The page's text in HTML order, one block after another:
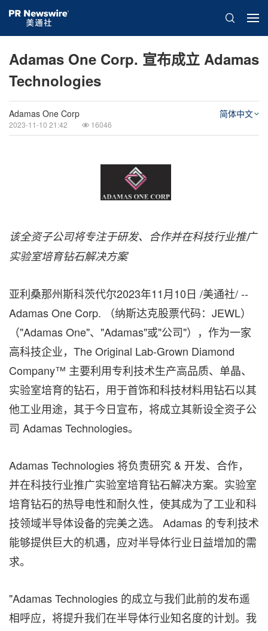
Adamas One Corp. 宣布成立 Adamas
Technologies
Adamas One Corp
2023-11-10 21:42 16046
简体中文
该全资子公司将专注于研发、合作并在科技行业推广
实验室培育钻石解决方案
亚利桑那州斯科茨代尔2023年11月10日 /美通社/ --
Adamas One Corp. （纳斯达克股票代码：JEWL）
（"Adamas One"、"Adamas"或"公司"），作为一家
高科技企业，The Original Lab-Grown Diamond
Company™ 主要利用专利技术生产高品质、单晶、
实验室培育的钻石，用于首饰和科技材料用钻石以其
他工业用途，其于今日宣布，将成立其新设全资子公
司 Adamas Technologies。
Adamas Technologies 将负责研究 & 开发、合作，
并在科技行业推广实验室培育钻石解决方案。实验室
培育钻石的热导电性和耐久性，使其成为了工业和科
技领域半导体设备的完美之选。 Adamas 的专利技术
能够提供巨大的机遇，应对半导体行业日益增加的需
求。
"Adamas Technologies 的成立与我们此前的发布遥
相呼应，将提升我们在半导体行业知名度的计划。我